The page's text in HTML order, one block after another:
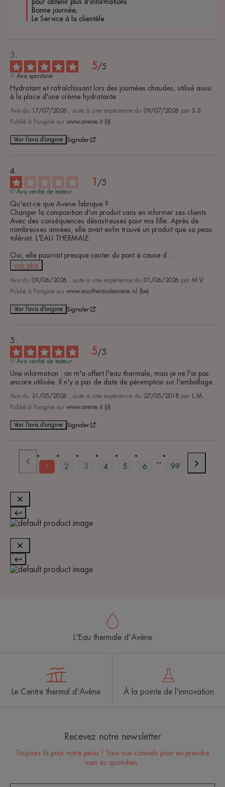
pour obtenir plus d'informations.
Bonne journée,
Le Service à la clientèle
5/5
Avis spontané
Hydratant et rafraîchissant lors des journées chaudes, utilisé aussi
à la place d'une crème hydratante
Avis du 17/07/2026 , suite à une expérience du 09/07/2026 par S.S.
Publié à l'origine sur www.avene.it (it)
Voir l’avis d’origine Signaler
1 /5
Avis vérifié de testeur
Qu'est-ce que Avene fabrique ?
Changer la composition d'un produit sans en informer ses clients.
Avec des conséquences désastreuses pour ma fille. Après de
nombreuses années, elle avait enfin trouvé un produit que sa peau
tolérait. L'EAU THERMALE.
Oui, elle pourrait presque sauter du pont à cause d
voir plus
Avis du 09/06/2026 , suite à une expérience du 01/06/2026 par M.V.
Publié à l'origine sur www.eauthermaleavene.nl (be)
Voir l’avis d’origine Signaler
5/5
Avis vérifié de testeur
Une information : on m'a offert l'eau thermale, mais je ne l'ai pas
encore utilisée. Il n'y a pas de date de péremption sur l'emballage.
Avis du 31/05/2026 , suite à une expérience du 27/05/2018 par L.M.
Publié à l'origine sur www.avene.it (it)
Voir l’avis d’origine Signaler
2 3 4 5 6 99
L'Eau thermale d'Avène
Le Centre thermal d'Avène À la pointe de l'innovation
Recevez notre newsletter
Toujours là pour votre peau ! Tous nos conseils pour en prendre
soin au quotidien.